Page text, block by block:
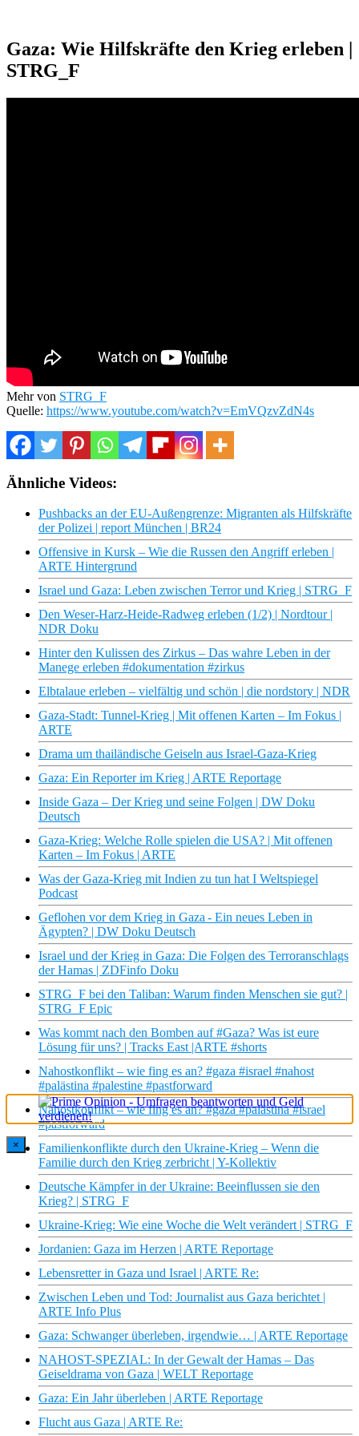
Gaza: Wie Hilfskräfte den Krieg erleben |
STRG_F
Mehr von STRG_F
Quelle: https://www.youtube.com/watch?v=EmVQzvZdN4s
Ähnliche Videos:
Pushbacks an der EU-Außengrenze: Migranten als Hilfskräfte
der Polizei | report München | BR24
Offensive in Kursk – Wie die Russen den Angriff erleben |
ARTE Hintergrund
Israel und Gaza: Leben zwischen Terror und Krieg | STRG_F
Den Weser-Harz-Heide-Radweg erleben (1/2) | Nordtour |
NDR Doku
Hinter den Kulissen des Zirkus – Das wahre Leben in der
Manege erleben #dokumentation #zirkus
Elbtalaue erleben – vielfältig und schön | die nordstory | NDR
Gaza-Stadt: Tunnel-Krieg | Mit offenen Karten – Im Fokus |
ARTE
Drama um thailändische Geiseln aus Israel-Gaza-Krieg
Gaza: Ein Reporter im Krieg | ARTE Reportage
Inside Gaza – Der Krieg und seine Folgen | DW Doku
Deutsch
Gaza-Krieg: Welche Rolle spielen die USA? | Mit offenen
Karten – Im Fokus | ARTE
Was der Gaza-Krieg mit Indien zu tun hat I Weltspiegel
Podcast
Geflohen vor dem Krieg in Gaza - Ein neues Leben in
Ägypten? | DW Doku Deutsch
Israel und der Krieg in Gaza: Die Folgen des Terroranschlags
der Hamas | ZDFinfo Doku
STRG_F bei den Taliban: Warum finden Menschen sie gut? |
STRG_F Epic
Was kommt nach den Bomben auf #Gaza? Was ist eure
Lösung für uns? | Tracks East |ARTE #shorts
Nahostkonflikt – wie fing es an? #gaza #israel #nahost
#palästina #palestine #pastforward
Nahostkonflikt – wie fing es an? #gaza #palästina #israel
#pastforward
Familienkonflikte durch den Ukraine-Krieg – Wenn die
Familie durch den Krieg zerbricht | Y-Kollektiv
Deutsche Kämpfer in der Ukraine: Beeinflussen sie den
Krieg? | STRG_F
Ukraine-Krieg: Wie eine Woche die Welt verändert | STRG_F
Jordanien: Gaza im Herzen | ARTE Reportage
Lebensretter in Gaza und Israel | ARTE Re:
Zwischen Leben und Tod: Journalist aus Gaza berichtet |
ARTE Info Plus
Gaza: Schwanger überleben, irgendwie… | ARTE Reportage
NAHOST-SPEZIAL: In der Gewalt der Hamas – Das
Geiseldrama von Gaza | WELT Reportage
Gaza: Ein Jahr überleben | ARTE Reportage
Flucht aus Gaza | ARTE Re:
×